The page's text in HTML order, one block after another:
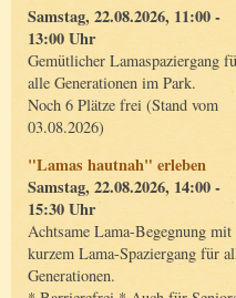
Samstag, 22.08.2026, 11:00 -
13:00 Uhr
Gemütlicher Lamaspaziergang
alle Generationen im Park.
Noch 6 Plätze frei (Stand vom
03.08.2026)
"Lamas hautnah" erleben
Samstag, 22.08.2026, 14:00 -
15:30 Uhr
Achtsame Lama-Begegnung mit
kurzem Lama-Spaziergang für
Generationen.